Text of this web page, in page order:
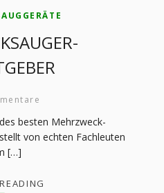
besten Mehrzweck-
von echten Fachleuten
[…]